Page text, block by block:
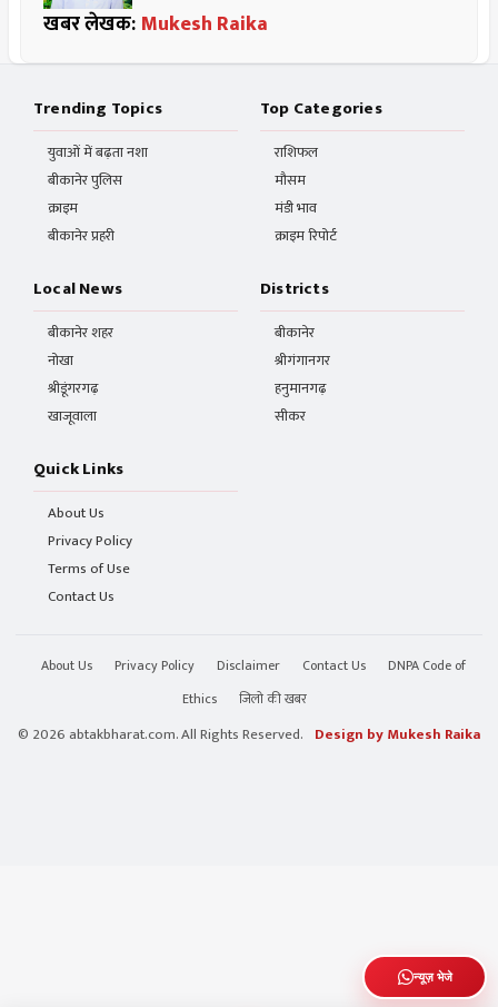
खबर लेखक: Mukesh Raika
Trending Topics
युवाओं में बढ़ता नशा
बीकानेर पुलिस
क्राइम
बीकानेर प्रहरी
Top Categories
राशिफल
मौसम
मंडी भाव
क्राइम रिपोर्ट
Local News
बीकानेर शहर
नोखा
श्रीडूंगरगढ़
खाजूवाला
Districts
बीकानेर
श्रीगंगानगर
हनुमानगढ़
सीकर
Quick Links
About Us
Privacy Policy
Terms of Use
Contact Us
About Us Privacy Policy Disclaimer Contact Us
DNPA Code of
Ethics
जिलो की खबर
© 2026 abtakbharat.com. All Rights Reserved. Design by Mukesh Raika
न्यूज़ भेजे